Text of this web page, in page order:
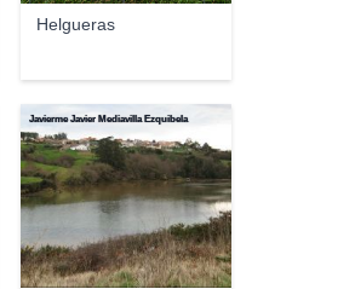
Helgueras
Javierme Javier Mediavilla Ezquibela